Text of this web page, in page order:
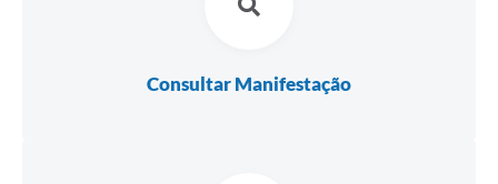
Consultar Manifestação